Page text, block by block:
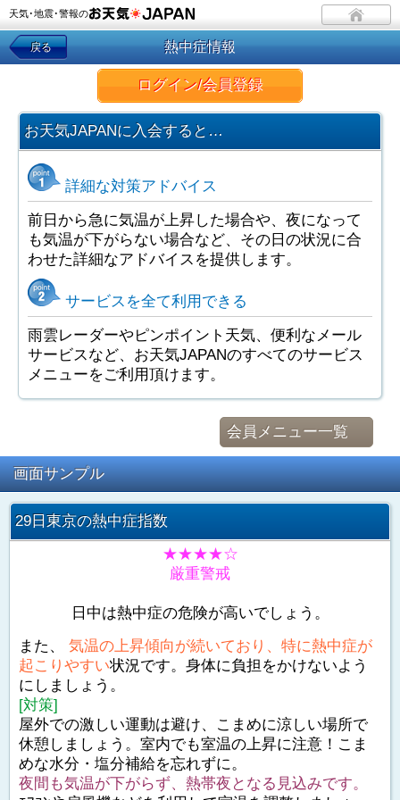
天気･地震･警報の
戻る 熱中症情報
ログイン/会員登録
お天気JAPANに入会すると…
詳細な対策アドバイス
前日から急に気温が上昇した場合や、夜になって
も気温が下がらない場合など、その日の状況に合
わせた詳細なアドバイスを提供します。
サービスを全て利用できる
雨雲レーダーやピンポイント天気、便利なメール
サービスなど、お天気JAPANのすべてのサービス
メニューをご利用頂けます。
会員メニュー一覧
画面サンプル
29日東京の熱中症指数
★★★★☆
厳重警戒
日中は熱中症の危険が高いでしょう。
また、 気温の上昇傾向が続いており、特に熱中症が
起こりやすい状況です。身体に負担をかけないよう
にしましょう。
[対策]
屋外での激しい運動は避け、こまめに涼しい場所で
休憩しましょう。室内でも室温の上昇に注意！こま
めな水分・塩分補給を忘れずに。
夜間も気温が下がらず、熱帯夜となる見込みです。